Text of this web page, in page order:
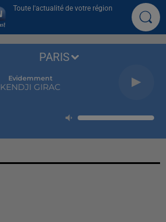
Toute l'actualité de votre région
Evidemment
KENDJI GIRAC
PARIS